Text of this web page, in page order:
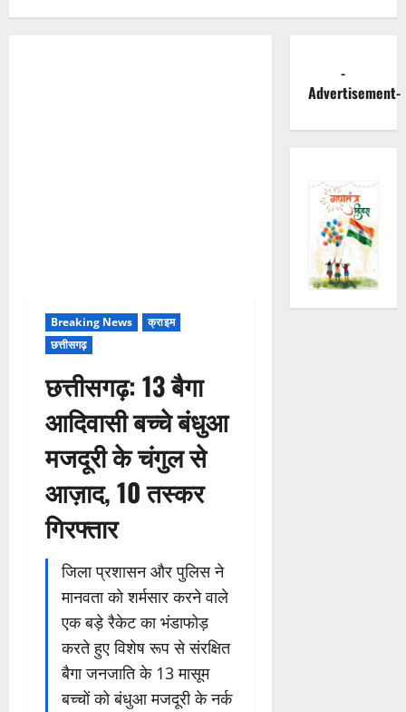
Breaking News
क्राइम
छत्तीसगढ़
छत्तीसगढ़: 13 बैगा
आदिवासी बच्चे बंधुआ
मजदूरी के चंगुल से
आज़ाद, 10 तस्कर
गिरफ्तार
जिला प्रशासन और पुलिस ने
मानवता को शर्मसार करने वाले
एक बड़े रैकेट का भंडाफोड़
करते हुए विशेष रूप से संरक्षित
बैगा जनजाति के 13 मासूम
बच्चों को बंधुआ मजदूरी के नर्क
-
Advertisement-